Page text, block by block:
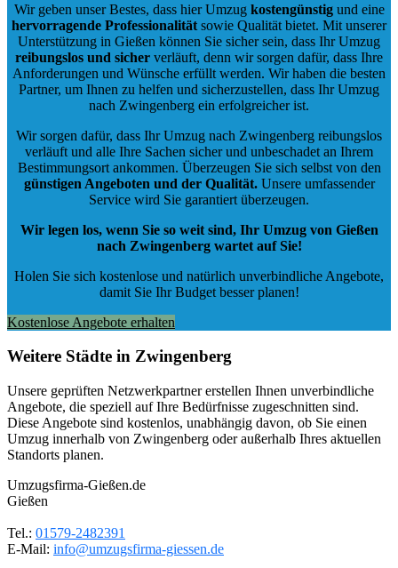
Wir geben unser Bestes, dass hier Umzug kostengünstigund eine
hervorragende Professionalität sowie Qualität bietet. Mit unserer
Unterstützung in Gießen können Sie sicher sein, dass Ihr Umzug
reibungslos und sicher verläuft, denn wir sorgen dafür, dass Ihre
Anforderungen und Wünsche erfüllt werden. Wir haben die besten
Partner, um Ihnen zu helfen und sicherzustellen, dass Ihr Umzug
nach Zwingenberg ein erfolgreicher ist.
Wir sorgen dafür, dass Ihr Umzug nach Zwingenberg reibungslos
verläuft und alle Ihre Sachen sicher und unbeschadet an Ihrem
Bestimmungsort ankommen. Überzeugen Sie sich selbst von den
günstigen Angeboten und der Qualität.Unsere umfassender
Service wird Sie garantiert überzeugen.
Wir legen los, wenn Sie so weit sind, Ihr Umzug von Gießen
nach Zwingenberg wartet auf Sie!
Holen Sie sich kostenlose und natürlich unverbindliche Angebote,
damit Sie Ihr Budget besser planen!
Kostenlose Angebote erhalten
Weitere Städte in Zwingenberg
Unsere geprüften Netzwerkpartner erstellen Ihnen unverbindliche
Angebote, die speziell auf Ihre Bedürfnisse zugeschnitten sind.
Diese Angebote sind kostenlos, unabhängig davon, ob Sie einen
Umzug innerhalb von Zwingenberg oder außerhalb Ihres aktuellen
Standorts planen.
Umzugsfirma-Gießen.de
Gießen
Tel.: 01579-2482391
E-Mail: info@umzugsfirma-giessen.de